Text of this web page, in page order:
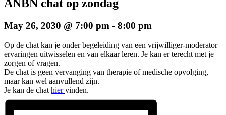
ANBN chat op zondag
May 26, 2030 @ 7:00 pm - 8:00 pm
Op de chat kan je onder begeleiding van een vrijwilliger-moderator
ervaringen uitwisselen en van elkaar leren. Je kan er terecht met je
zorgen of vragen.
De chat is geen vervanging van therapie of medische opvolging,
maar kan wel aanvullend zijn.
Je kan de chat hier vinden.